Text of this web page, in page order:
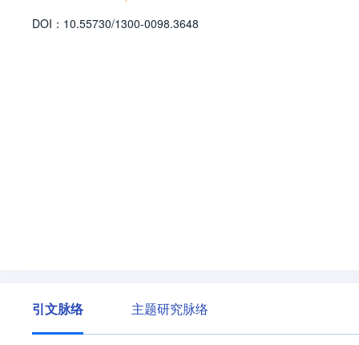
DOI： 10.55730/1300-0098.3648
引文脉络 主题研究脉络